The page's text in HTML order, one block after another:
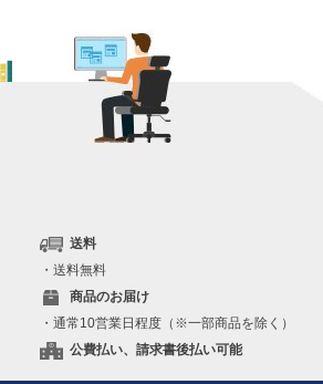
送料
・送料無料
商品のお届け
・通常10営業日程度（※一部商品を除く）
公費払い、請求書後払い可能